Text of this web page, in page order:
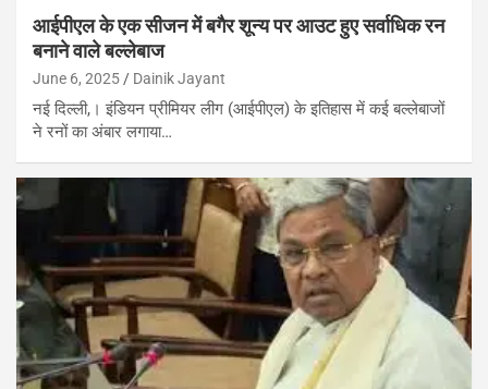
आईपीएल के एक सीजन में बगैर शून्य पर आउट हुए सर्वाधिक रन
बनाने वाले बल्लेबाज
June 6, 2025 Dainik Jayant
नई दिल्ली,। इंडियन प्रीमियर लीग (आईपीएल) के इतिहास में कई बल्लेबाजों
ने रनों का अंबार लगाया…